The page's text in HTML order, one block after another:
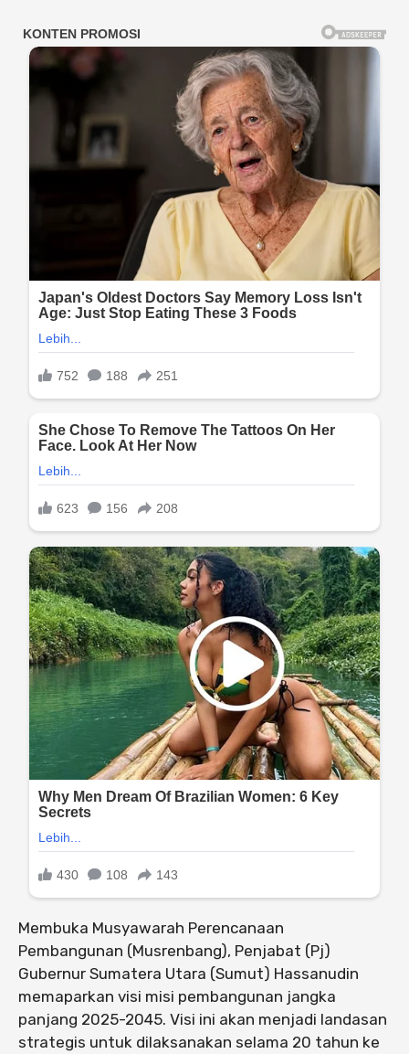
Membuka Musyawarah Perencanaan
Pembangunan (Musrenbang), Penjabat (Pj)
Gubernur Sumatera Utara (Sumut) Hassanudin
memaparkan visi misi pembangunan jangka
panjang 2025-2045. Visi ini akan menjadi landasan
strategis untuk dilaksanakan selama 20 tahun ke